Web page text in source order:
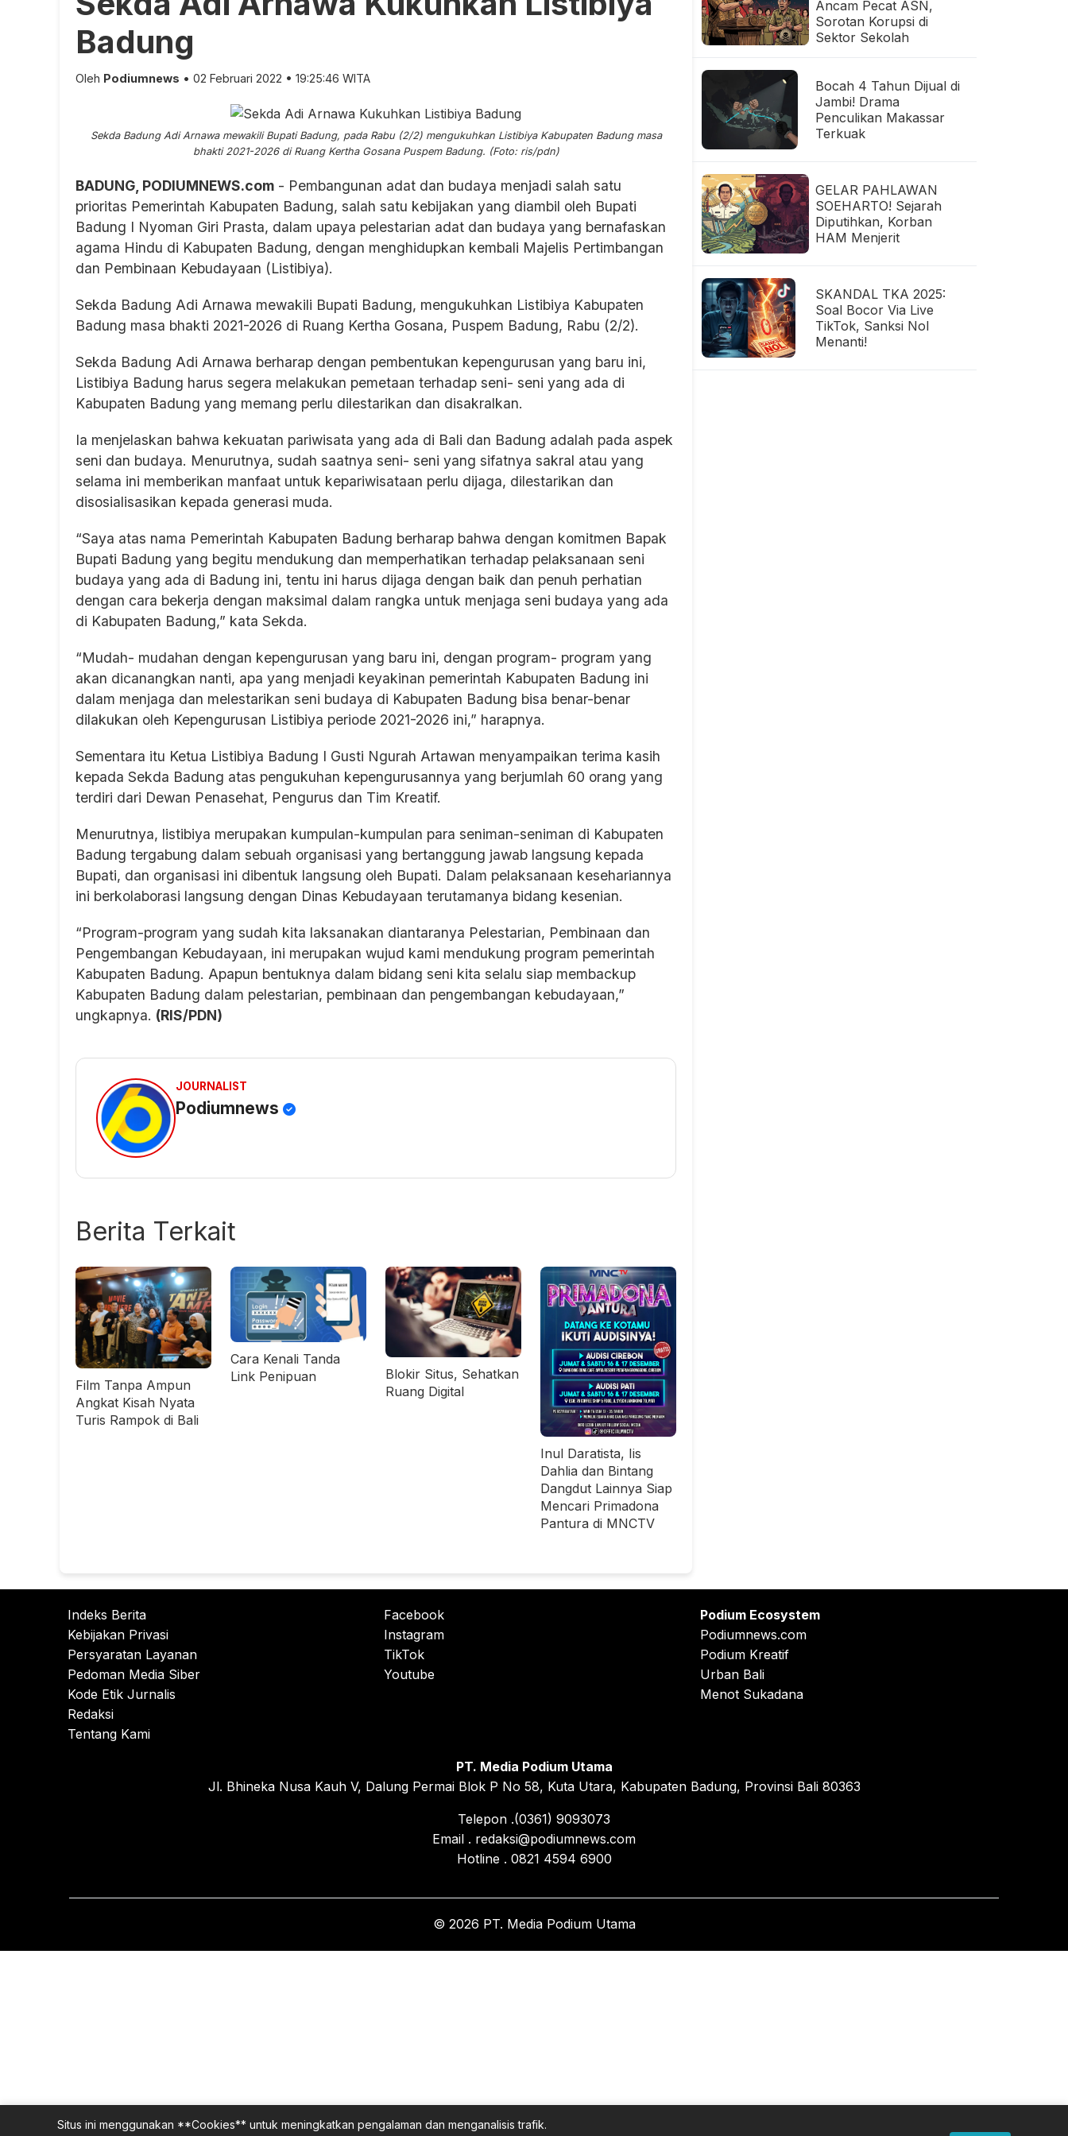
Badung
Oleh Podiumnews • 02 Februari 2022 • 19:25:46 WITA
Sekda Badung Adi Arnawa mewakili Bupati Badung, pada Rabu (2/2) mengukuhkan Listibiya Kabupaten Badung masa
bhakti 2021-2026 di Ruang Kertha Gosana Puspem Badung. (Foto: ris/pdn)
BADUNG, PODIUMNEWS.com - Pembangunan adat dan budaya menjadi salah satu
prioritas Pemerintah Kabupaten Badung, salah satu kebijakan yang diambil oleh Bupati
Badung I Nyoman Giri Prasta, dalam upaya pelestarian adat dan budaya yang bernafaskan
agama Hindu di Kabupaten Badung, dengan menghidupkan kembali Majelis Pertimbangan
dan Pembinaan Kebudayaan (Listibiya).
Sekda Badung Adi Arnawa mewakili Bupati Badung, mengukuhkan Listibiya Kabupaten
Badung masa bhakti 2021-2026 di Ruang Kertha Gosana, Puspem Badung, Rabu (2/2).
Sekda Badung Adi Arnawa berharap dengan pembentukan kepengurusan yang baru ini,
Listibiya Badung harus segera melakukan pemetaan terhadap seni- seni yang ada di
Kabupaten Badung yang memang perlu dilestarikan dan disakralkan.
Ia menjelaskan bahwa kekuatan pariwisata yang ada di Bali dan Badung adalah pada aspek
seni dan budaya. Menurutnya, sudah saatnya seni- seni yang sifatnya sakral atau yang
selama ini memberikan manfaat untuk kepariwisataan perlu dijaga, dilestarikan dan
disosialisasikan kepada generasi muda.
“Saya atas nama Pemerintah Kabupaten Badung berharap bahwa dengan komitmen Bapak
Bupati Badung yang begitu mendukung dan memperhatikan terhadap pelaksanaan seni
budaya yang ada di Badung ini, tentu ini harus dijaga dengan baik dan penuh perhatian
dengan cara bekerja dengan maksimal dalam rangka untuk menjaga seni budaya yang ada
di Kabupaten Badung,” kata Sekda.
“Mudah- mudahan dengan kepengurusan yang baru ini, dengan program- program yang
akan dicanangkan nanti, apa yang menjadi keyakinan pemerintah Kabupaten Badung ini
dalam menjaga dan melestarikan seni budaya di Kabupaten Badung bisa benar-benar
dilakukan oleh Kepengurusan Listibiya periode 2021-2026 ini,” harapnya.
Sementara itu Ketua Listibiya Badung I Gusti Ngurah Artawan menyampaikan terima kasih
kepada Sekda Badung atas pengukuhan kepengurusannya yang berjumlah 60 orang yang
terdiri dari Dewan Penasehat, Pengurus dan Tim Kreatif.
Menurutnya, listibiya merupakan kumpulan-kumpulan para seniman-seniman di Kabupaten
Badung tergabung dalam sebuah organisasi yang bertanggung jawab langsung kepada
Bupati, dan organisasi ini dibentuk langsung oleh Bupati. Dalam pelaksanaan kesehariannya
ini berkolaborasi langsung dengan Dinas Kebudayaan terutamanya bidang kesenian.
“Program-program yang sudah kita laksanakan diantaranya Pelestarian, Pembinaan dan
Pengembangan Kebudayaan, ini merupakan wujud kami mendukung program pemerintah
Kabupaten Badung. Apapun bentuknya dalam bidang seni kita selalu siap membackup
Kabupaten Badung dalam pelestarian, pembinaan dan pengembangan kebudayaan,”
ungkapnya. (RIS/PDN)
JOURNALIST
Podiumnews
Berita Terkait
Film Tanpa Ampun
Angkat Kisah Nyata
Turis Rampok di Bali
Cara Kenali Tanda
Link Penipuan
Blokir Situs, Sehatkan
Ruang Digital
Inul Daratista, Iis
Dahlia dan Bintang
Dangdut Lainnya Siap
Mencari Primadona
Pantura di MNCTV
Ancam Pecat ASN,
Sorotan Korupsi di
Sektor Sekolah
Bocah 4 Tahun Dijual di
Jambi! Drama
Penculikan Makassar
Terkuak
GELAR PAHLAWAN
SOEHARTO! Sejarah
Diputihkan, Korban
HAM Menjerit
SKANDAL TKA 2025:
Soal Bocor Via Live
TikTok, Sanksi Nol
Menanti!
Indeks Berita
Kebijakan Privasi
Persyaratan Layanan
Pedoman Media Siber
Kode Etik Jurnalis
Redaksi
Tentang Kami
Facebook
Instagram
TikTok
Youtube
Podium Ecosystem
Podiumnews.com
Podium Kreatif
Urban Bali
Menot Sukadana
PT. Media Podium Utama
Jl. Bhineka Nusa Kauh V, Dalung Permai Blok P No 58, Kuta Utara, Kabupaten Badung, Provinsi Bali 80363
Telepon .(0361) 9093073
Email . redaksi@podiumnews.com
Hotline . 0821 4594 6900
© 2026 PT. Media Podium Utama
Situs ini menggunakan **Cookies** untuk meningkatkan pengalaman dan menganalisis trafik.